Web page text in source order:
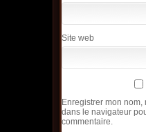
Site web
Enregistrer mon
dans le navigateur
commentaire.